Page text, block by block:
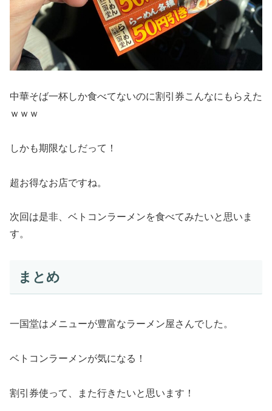
中華そば一杯しか食べてないのに割引券こんなにもらえた
ｗｗｗ
しかも期限なしだって！
超お得なお店ですね。
次回は是非、ベトコンラーメンを食べてみたいと思いま
す。
まとめ
一国堂はメニューが豊富なラーメン屋さんでした。
ベトコンラーメンが気になる！
割引券使って、また行きたいと思います！